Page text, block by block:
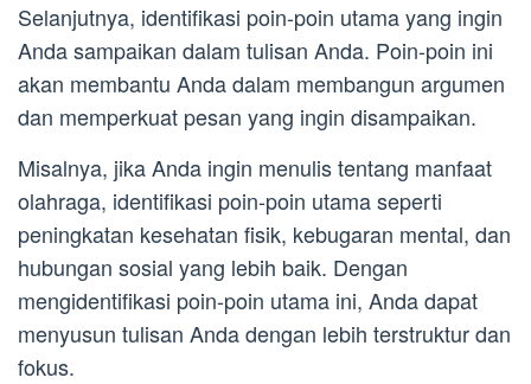
Selanjutnya, identifikasi poin-poin utama yang ingin
Anda sampaikan dalam tulisan Anda. Poin-poin ini
akan membantu Anda dalam membangun argumen
dan memperkuat pesan yang ingin disampaikan.
Misalnya, jika Anda ingin menulis tentang manfaat
olahraga, identifikasi poin-poin utama seperti
peningkatan kesehatan fisik, kebugaran mental, dan
hubungan sosial yang lebih baik. Dengan
mengidentifikasi poin-poin utama ini, Anda dapat
menyusun tulisan Anda dengan lebih terstruktur dan
fokus.